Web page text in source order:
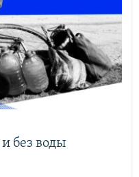
без воды